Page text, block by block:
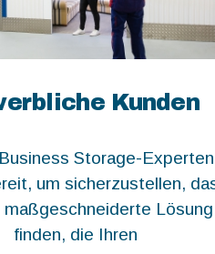
Kunden
Storage-Experten
um sicherzustellen,
maßgeschneiderte Lösung
finden, die Ihren